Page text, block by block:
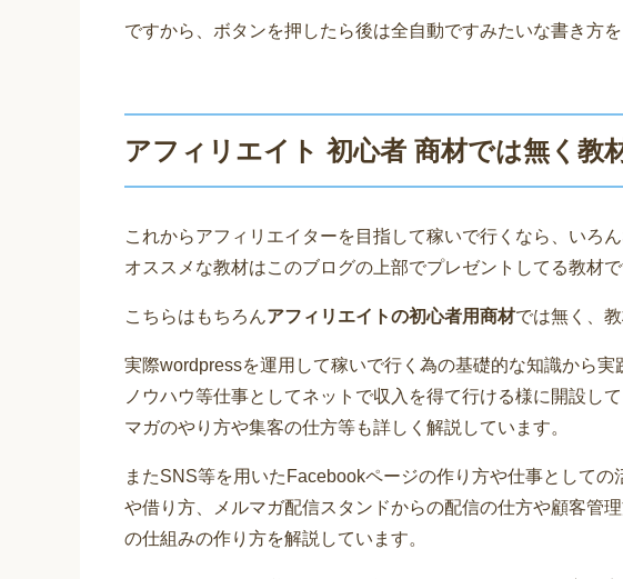
ですから、ボタンを押したら後は全自動ですみたいな書き方
アフィリエイト 初心者 商材では無く教
これからアフィリエイターを目指して稼いで行くなら、いろ
オススメな教材はこのブログの上部でプレゼントしてる教材で
こちらはもちろんアフィリエイトの初心者用商材では無く、教
実際wordpressを運用して稼いで行く為の基礎的な知識から
ノウハウ等仕事としてネットで収入を得て行ける様に開設し
マガのやり方や集客の仕方等も詳しく解説しています。
またSNS等を用いたFacebookページの作り方や仕事として
や借り方、メルマガ配信スタンドからの配信の仕方や顧客管
の仕組みの作り方を解説しています。